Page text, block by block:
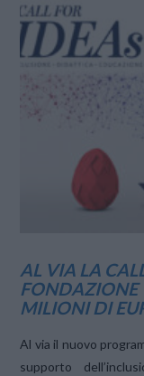
AL VIA LA
FONDAZIONE
MILIONI DI
Al via il nuovo
supporto